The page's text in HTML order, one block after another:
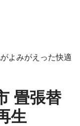
よみがえった快適
畳張替
生